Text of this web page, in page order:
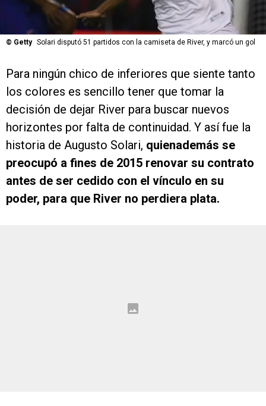
© Getty Solari disputó 51 partidos con la camiseta de River, y marcó un gol
Para ningún chico de inferiores que siente tanto
los colores es sencillo tener que tomar la
decisión de dejar River para buscar nuevos
horizontes por falta de continuidad. Y así fue la
historia de Augusto Solari, quienademás se
preocupó a fines de 2015 renovar su contrato
antes de ser cedido con el vínculo en su
poder, para que River no perdiera plata.